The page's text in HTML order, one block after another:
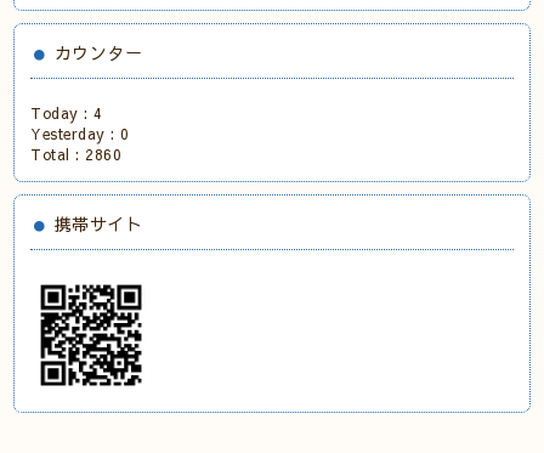
カウンター
Today :4
Yesterday :0
Total : 2860
携帯サイト